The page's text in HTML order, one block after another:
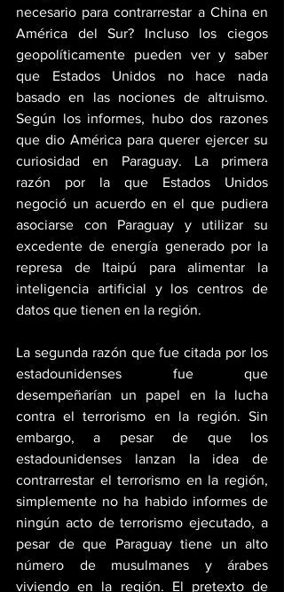
necesario para contrarrestar a China en
América del Sur? Incluso los ciegos
geopolíticamente pueden ver y saber
que Estados Unidos no hace nada
basado en las nociones de altruismo.
Según los informes, hubo dos razones
que dio América para querer ejercer su
curiosidad en Paraguay. La primera
razón por la que Estados Unidos
negoció un acuerdo en el que pudiera
asociarse con Paraguay y utilizar su
excedente de energía generado por la
represa de Itaipú para alimentar la
inteligencia artificial y los centros de
datos que tienen en la región.
La segunda razón que fue citada por los
estadounidenses fue que
desempeñarían un papel en la lucha
contra el terrorismo en la región. Sin
embargo, a pesar de que los
estadounidenses lanzan la idea de
contrarrestar el terrorismo en la región,
simplemente no ha habido informes de
ningún acto de terrorismo ejecutado, a
pesar de que Paraguay tiene un alto
número de musulmanes y árabes
viviendo en la región. El pretexto de